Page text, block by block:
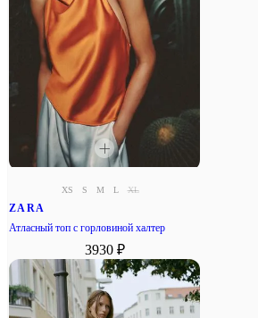
XS S M L XL
ZARA
Атласный топ с горловиной халтер
3930 ₽